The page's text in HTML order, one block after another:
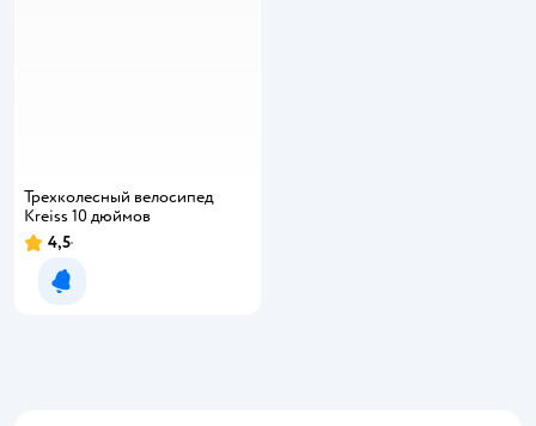
Трехколесный велосипед
Kreiss 10 дюймов
4,5
Уведомить о появлении